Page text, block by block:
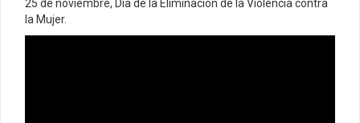
25 de noviembre, Día de la Eliminación de la Violencia contra
la Mujer.